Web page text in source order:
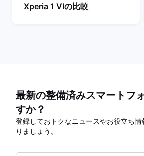
Xperia 1 VIの比較
最新の整備済みスマートフ
すか？
登録しておトクなニュースやお役立ち情
りましょう。